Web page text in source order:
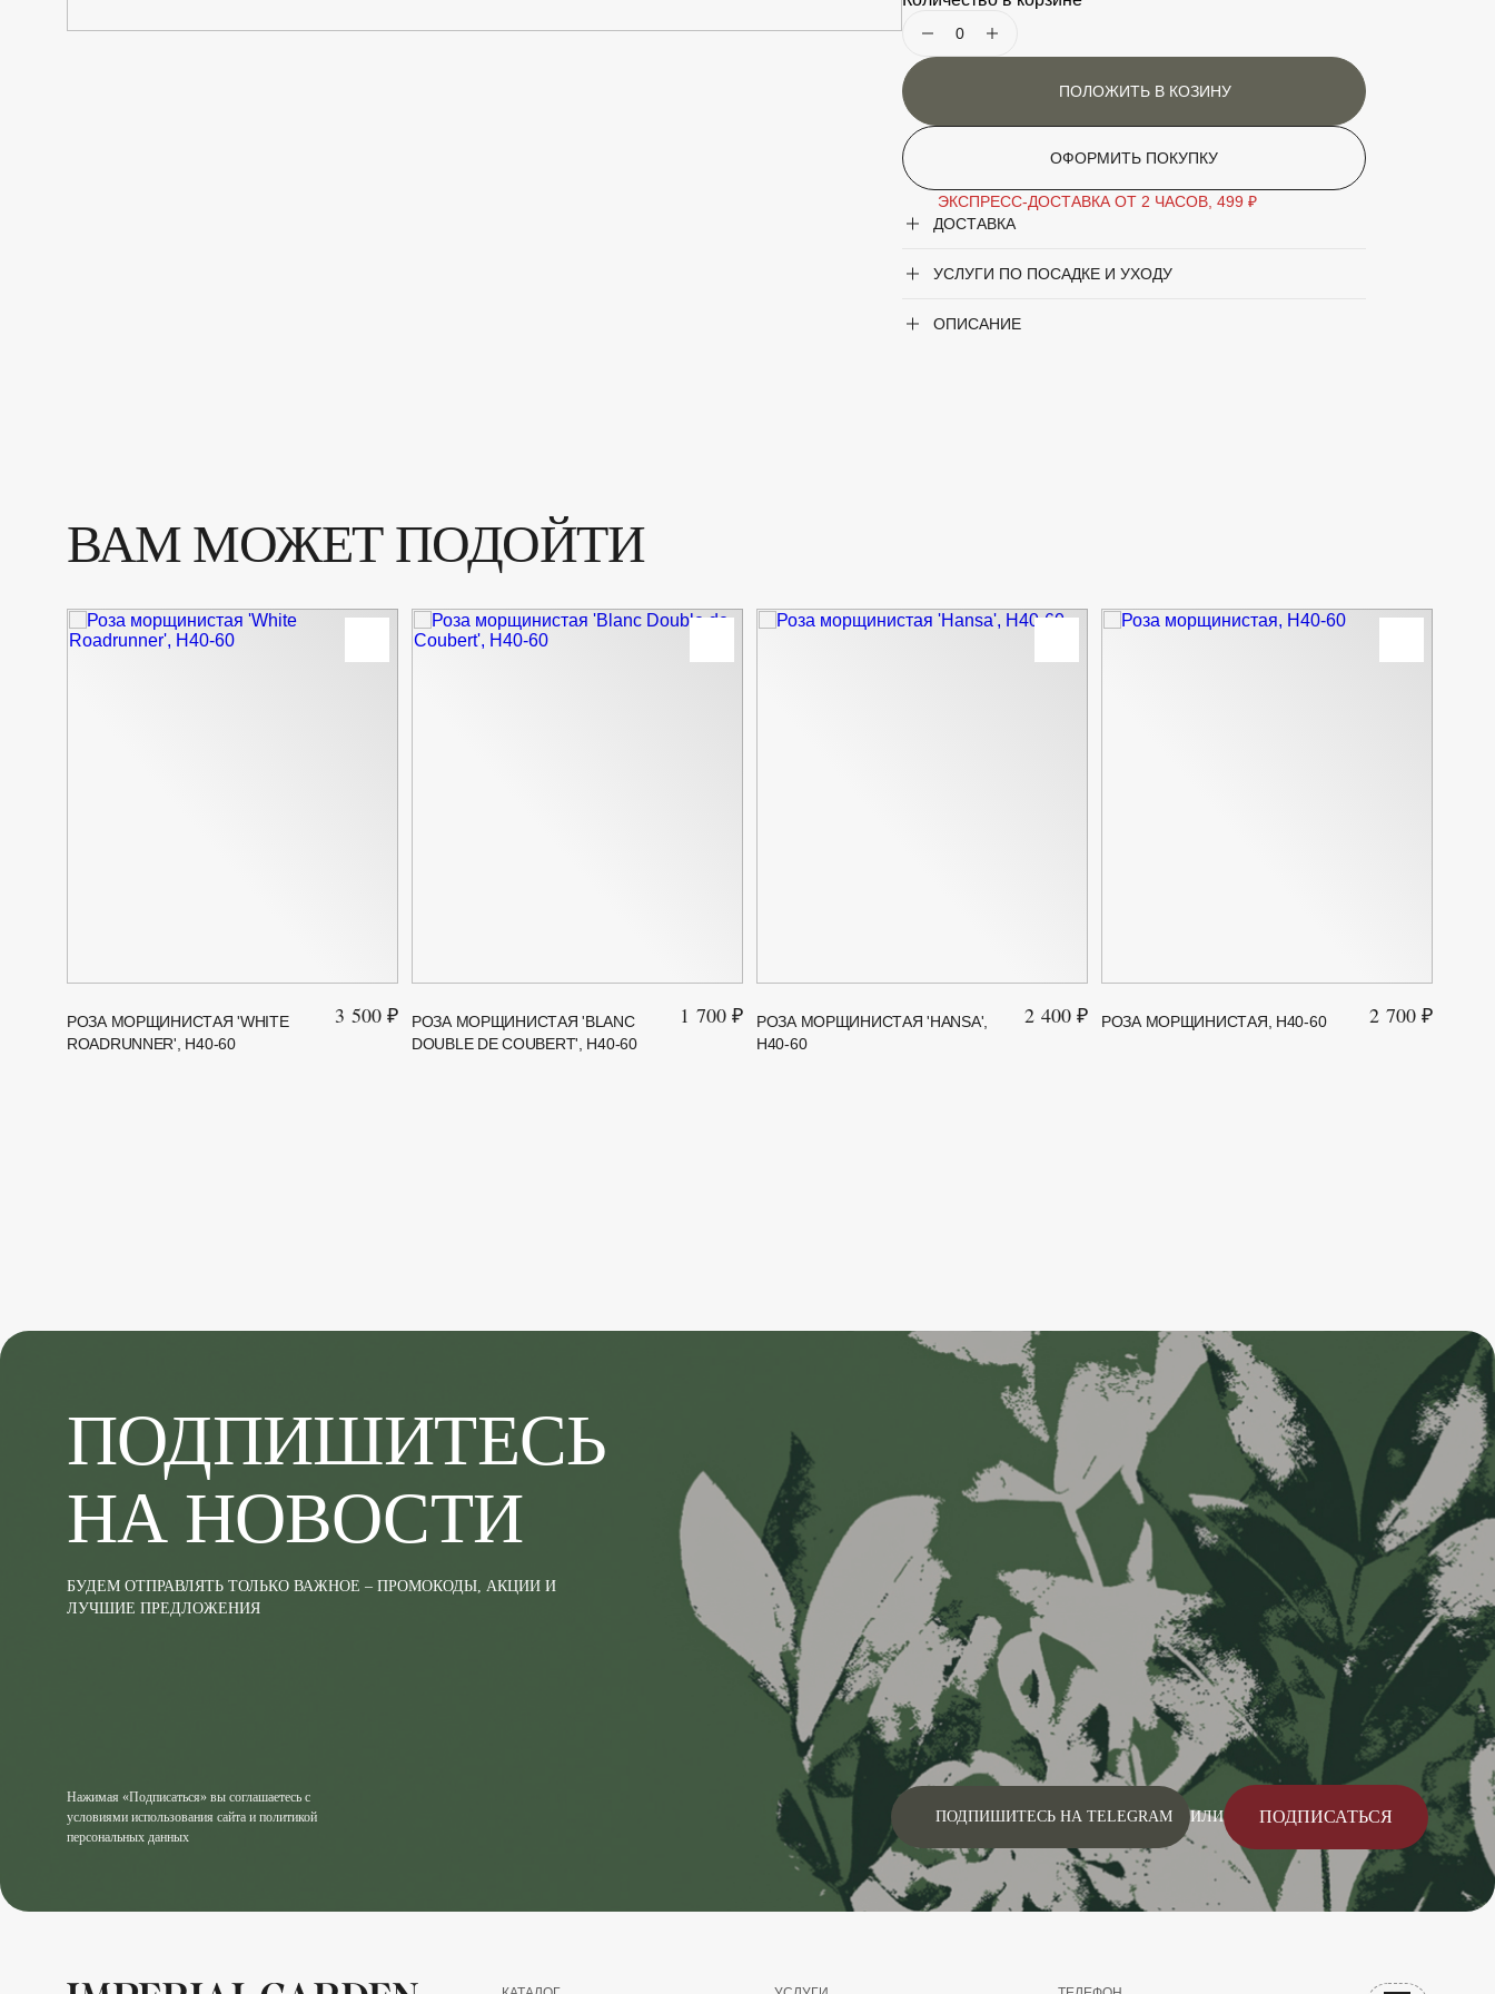
Период цветения Июнь
Крупногабаритный товар Нет
ПОЛОЖИТЬ В КОЗИНУ
ОФОРМИТЬ ПОКУПКУ
ЭКСПРЕСС-ДОСТАВКА ОТ 2 ЧАСОВ, 499 ₽
ДОСТАВКА
УСЛУГИ ПО ПОСАДКЕ И УХОДУ
ОПИСАНИЕ
ВАМ МОЖЕТ ПОДОЙТИ
РОЗА МОРЩИНИСТАЯ 'WHITE
ROADRUNNER', H40-60
3 500 ₽
РОЗА МОРЩИНИСТАЯ 'BLANC
DOUBLE DE COUBERT', H40-60
1 700 ₽
РОЗА МОРЩИНИСТАЯ 'HANSA',
H40-60
2 400 ₽ РОЗА МОРЩИНИСТАЯ, H40-60 2 700 ₽
ПОДПИШИТЕСЬ
НА НОВОСТИ
БУДЕМ ОТПРАВЛЯТЬ ТОЛЬКО ВАЖНОЕ – ПРОМОКОДЫ, АКЦИИ И
ЛУЧШИЕ ПРЕДЛОЖЕНИЯ
Нажимая «Подписаться» вы соглашаетесь с
условиями использования сайта и политикой
персональных данных
ПОДПИШИТЕСЬ НА TELEGRAM ИЛИ ПОДПИСАТЬСЯ